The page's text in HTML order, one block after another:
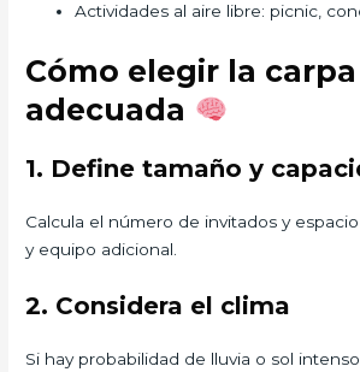
Actividades al aire libre: picnic,
Cómo elegir la carpa
adecuada
1. Define tamaño y
Calcula el número de invitados y espacio
y equipo adicional.
2. Considera el clima
Si hay probabilidad de lluvia o sol